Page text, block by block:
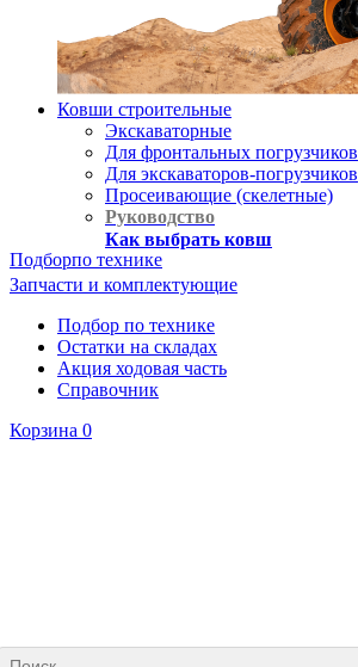
Ковши строительные
Экскаваторные
Для фронтальных погрузчиков
Для экскаваторов-погрузчиков
Просеивающие (скелетные)
Руководство
Как выбрать ковш
Подборпо технике
Запчасти и комплектующие
Подбор по технике
Остатки на складах
Акция ходовая часть
Справочник
Корзина 0